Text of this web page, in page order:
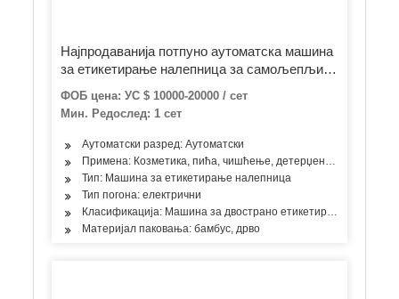
Најпродаванија потпуно аутоматска машина
за етикетирање налепница за самољепљиву
боцу за сок стаклене боце боца за сок
ФОБ цена: УС $ 10000-20000 / сет
Мин. Редослед: 1 сет
Аутоматски разред: Аутоматски
Примена: Козметика, пића, чишћење, детерџент, производи
Тип: Машина за етикетирање налепница
Тип погона: електрични
Класификација: Машина за двострано етикетирање са
Материјал паковања: бамбус, дрво